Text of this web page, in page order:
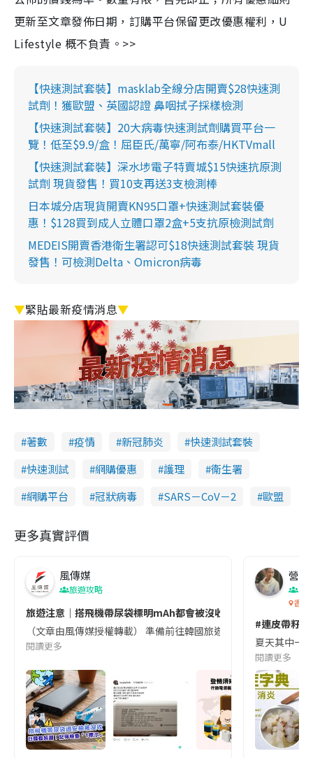
更新至文章發佈日期，訂購平台保留更改優惠權利，U
Lifestyle 概不負責。>>
【快速測試套裝】masklab全線分店開賣$28快速測
試劑！獲歐盟、英國認證 鼻咽拭子採樣檢測
【快速測試套裝】20大病毒快速測試劑購買平台一
覽！低至$9.9/盒！屈臣氏/萬寧/阿布泰/HKTVmall
【快速測試套裝】深水埗電子特賣城$15快速抗原測
試劑 現貨發售！買10支再送3支檢測棒
日本城分店現貨開賣KN95口罩+快速測試套裝優
惠！$128買到成人立體口罩2盒+5支抗原檢測試劑
MEDEIS開賣香港衛生署認可$18快速測試套裝 現貨
發售！可檢測Delta、Omicron病毒
▼緊貼最新疫情消息▼
著數 疫情 新冠肺炎
快速測試套裝
快速測試
網購優惠 護理
衞生署
網購平台
冠狀病毒 SARS－CoV－2 歐盟
更多真實評價
風傳媒
旅遊攻略
旅遊注意｜搭飛機帶尿袋標明mAh都會被沒收😱出發前切記檢查
（文章由風傳媒授權轉載） 準備前往韓國旅遊的民眾，近期要
閱讀更多
營養
香港
#連皮帶籽
夏天其中一
閱讀更多